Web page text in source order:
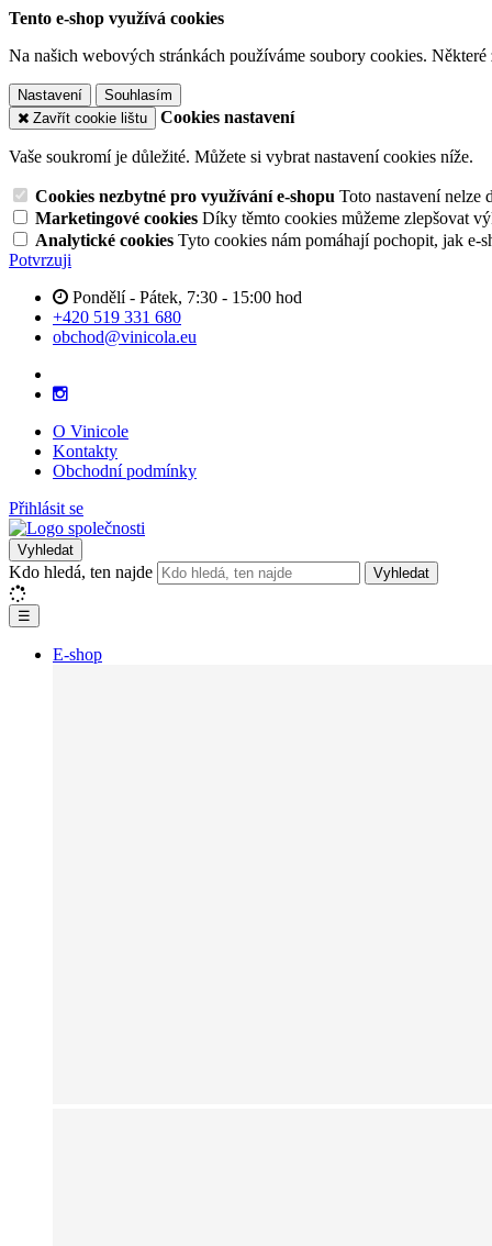
Tento e-shop využívá cookies
Na našich webových stránkách používáme soubory cookies.
Nastavení
Souhlasím
Zavřít cookie lištu
Cookies nastavení
Vaše soukromí je důležité. Můžete si vybrat nastavení cookies níže.
Cookies nezbytné pro využívání e-shopu Toto nastavení nelze
Marketingové cookies Díky těmto cookies můžeme zlepšovat
Analytické cookies Tyto cookies nám pomáhají pochopit, jak e-
Potvrzuji
Pondělí - Pátek, 7:30 - 15:00 hod
+420 519 331 680
obchod@vinicola.eu
O Vinicole
Kontakty
Obchodní podmínky
Přihlásit se
Vyhledat
Kdo hledá, ten najde Vyhledat
☰
E-shop